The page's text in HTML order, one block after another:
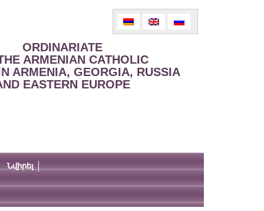
ORDINARIATE
ARMENIAN CATHOLIC
ARMENIA, GEORGIA, RUSSIA
EASTERN EUROPE
Նվիրել